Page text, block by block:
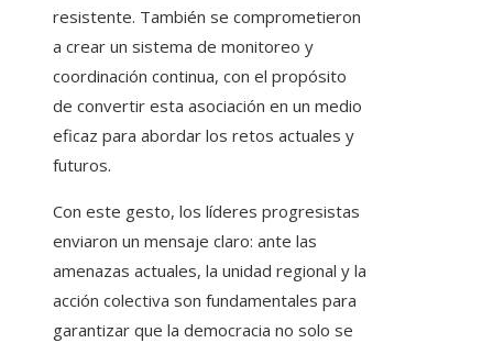
resistente. También se comprometieron
a crear un sistema de monitoreo y
coordinación continua, con el propósito
de convertir esta asociación en un medio
eficaz para abordar los retos actuales y
futuros.
Con este gesto, los líderes progresistas
enviaron un mensaje claro: ante las
amenazas actuales, la unidad regional y la
acción colectiva son fundamentales para
garantizar que la democracia no solo se